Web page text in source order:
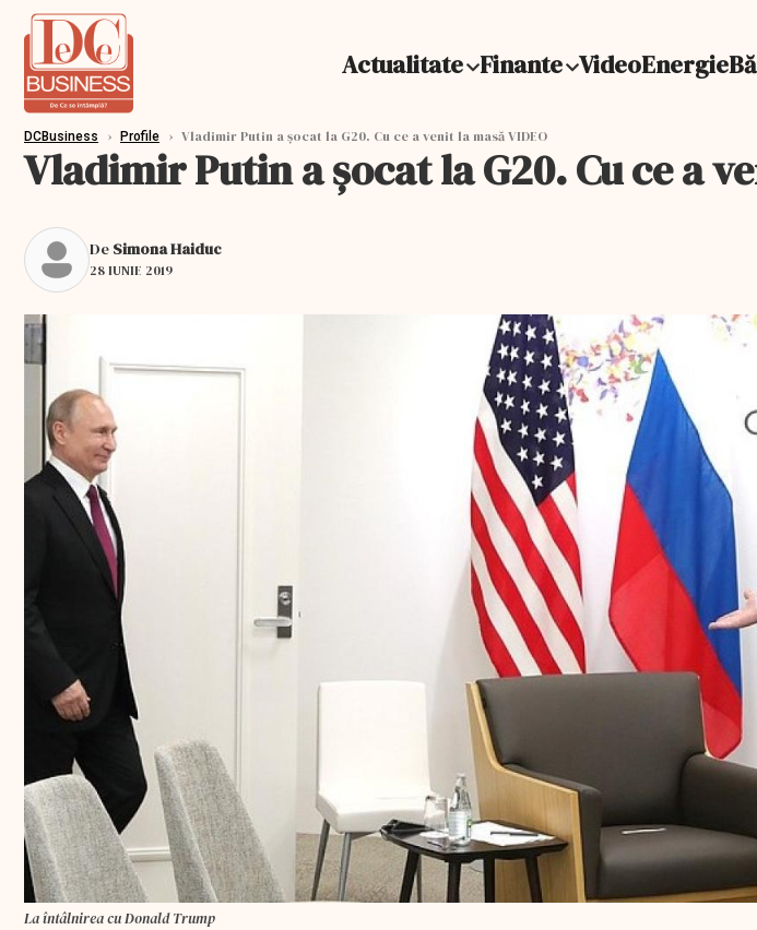
Actualitate Finante VideoEnergie
DCBusiness › Profile › Vladimir Putin a șocat la G20. Cu ce a venit la masă VIDEO
Vladimir Putin a șocat la G20. Cu ce a
De Simona Haiduc
28 IUNIE 2019
La întâlnirea cu Donald Trump